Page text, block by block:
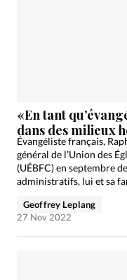
«En tant
dans des milieux
Évangéliste français,
général de l’Union des
(UÉBFC) en septembre
administratifs, lui et sa
Geoffrey Leplang
27 Nov 2022